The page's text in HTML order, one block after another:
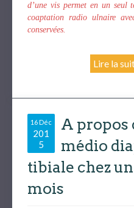
d’une vis permet en un seul
coaptation radio ulnaire
conservées.
Lire la
16 Déc
201
5
A propos
médio
tibiale chez
mois